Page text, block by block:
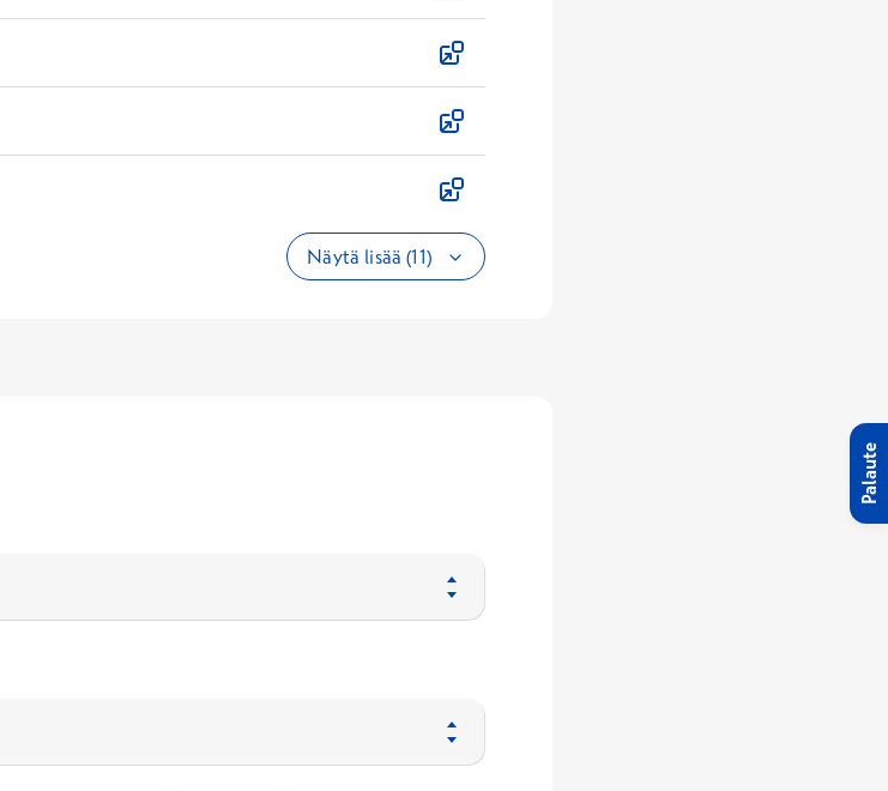
Näytä lisää (11)
Palaute